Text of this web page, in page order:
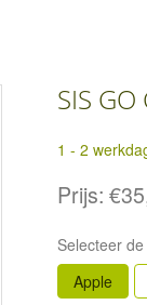
SIS
1 - 2
Prijs:
Selecteer
Apple